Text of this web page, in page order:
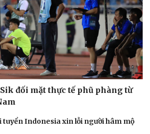
đối mặt thực tế phũ phàng từ
tuyển Indonesia xin lỗi người hâm mộ